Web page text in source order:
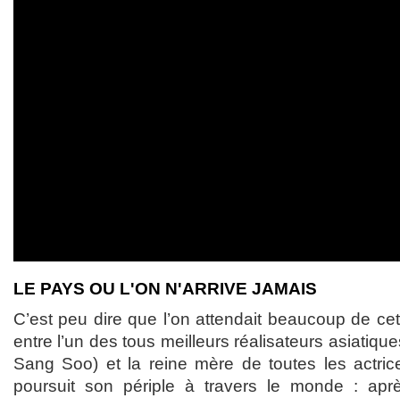
LE PAYS OU L'ON N'ARRIVE JAMAIS
C’est peu dire que l’on attendait beaucoup de
entre l’un des tous meilleurs réalisateurs
Sang Soo) et la reine mère de toutes les
poursuit son périple à travers le monde :